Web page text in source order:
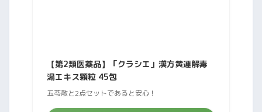
【第2類医薬品】「クラシエ」漢方黄連解毒
湯エキス顆粒 45包
五苓散と2点セットであると安心！